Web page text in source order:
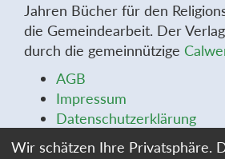
Jahren Bücher für den
die Gemeindearbeit. Der
durch die gemeinnützige
AGB
Impressum
Datenschutzerklärung
Widerrufsbelehrung
Wir schätzen Ihre Privatsphäre.